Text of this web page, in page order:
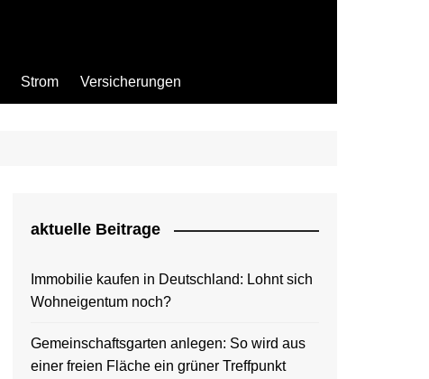
Strom Versicherungen
aktuelle Beitrage
Immobilie kaufen in Deutschland: Lohnt sich
Wohneigentum noch?
Gemeinschaftsgarten anlegen: So wird aus
einer freien Fläche ein grüner Treffpunkt